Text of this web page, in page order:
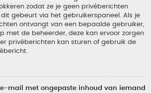
zodat ze je geen privéberichten
dit gebeurt via het gebruikerspaneel. Als je
ontvangt van een bepaalde gebruiker,
met de beheerder, deze kan ervoor zorgen
privéberichten kan sturen of gebruik de
e-mail met ongepaste inhoud van iemand